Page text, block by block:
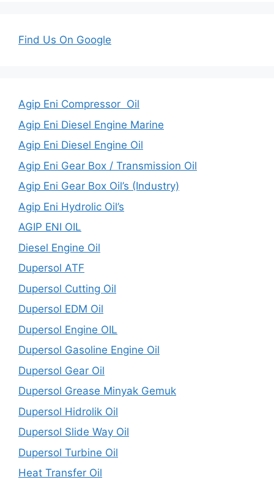
Find Us On Google
Agip Eni Compressor Oil
Agip Eni Diesel Engine Marine
Agip Eni Diesel Engine Oil
Agip Eni Gear Box / Transmission Oil
Agip Eni Gear Box Oil’s (Industry)
Agip Eni Hydrolic Oil’s
AGIP ENI OIL
Diesel Engine Oil
Dupersol ATF
Dupersol Cutting Oil
Dupersol EDM Oil
Dupersol Engine OIL
Dupersol Gasoline Engine Oil
Dupersol Gear Oil
Dupersol Grease Minyak Gemuk
Dupersol Hidrolik Oil
Dupersol Slide Way Oil
Dupersol Turbine Oil
Heat Transfer Oil